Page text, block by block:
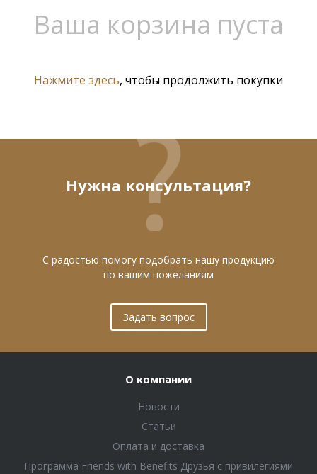
Ваша корзина пуста
Нажмите здесь, чтобы продолжить покупки
Нужна консультация?
С радостью помогу подобрать нашу продукцию
по вашим пожеланиям
Задать вопрос
О компании
Новости
Статьи
Оплата и доставка
Программа Friends with Benefits Друзья с привилегиями